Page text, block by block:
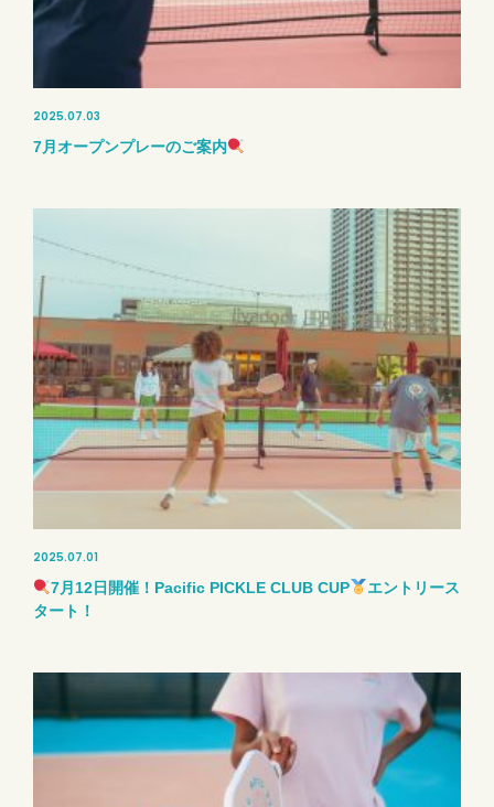
2025.07.03
7月オープンプレーのご案内
2025.07.01
7月12日開催！Pacific PICKLE CLUB CUP
エントリース
タート！